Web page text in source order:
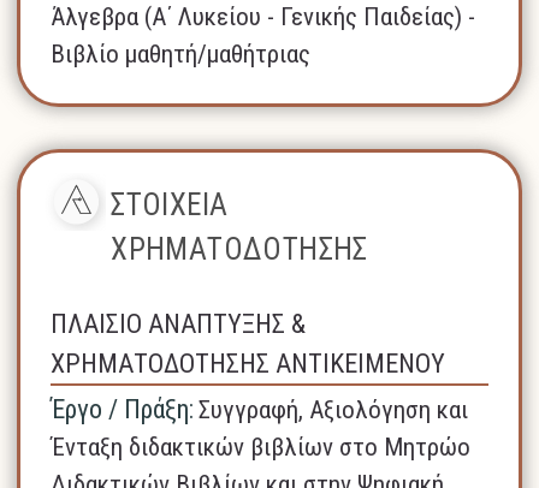
Άλγεβρα (A΄ Λυκείου - Γενικής Παιδείας) -
Βιβλίο μαθητή/μαθήτριας
ΣΤΟΙΧΕΙΑ
ΧΡΗΜΑΤΟΔΟΤΗΣΗΣ
ΠΛΑΙΣΙΟ ΑΝΑΠΤΥΞΗΣ &
ΧΡΗΜΑΤΟΔΟΤΗΣΗΣ ΑΝΤΙΚΕΙΜΕΝΟΥ
Έργο / Πράξη: Συγγραφή, Αξιολόγηση και
Ένταξη διδακτικών βιβλίων στο Μητρώο